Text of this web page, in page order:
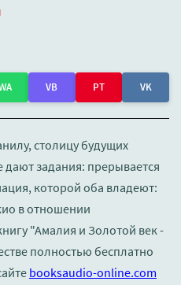
VB PT VK
столицу будущих
задания: прерывается
которой оба владеют:
в отношении
"Амалия и Золотой век -
полностью бесплатно
booksaudio-online.com